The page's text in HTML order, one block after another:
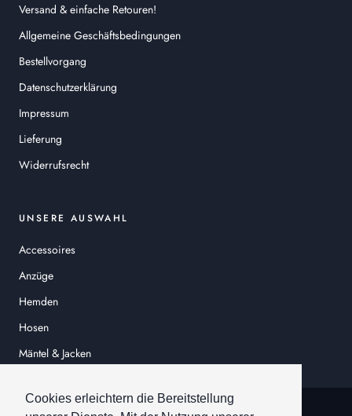
Cookies erleichtern die Bereitstellung
Versand & einfache Retouren!
Allgemeine Geschäftsbedingungen
Bestellvorgang
Datenschutzerklärung
Impressum
Lieferung
Widerrufsrecht
UNSERE AUSWAHL
Accessoires
Anzüge
Hemden
Hosen
Mäntel & Jacken
© HEINER SCHNEIDER